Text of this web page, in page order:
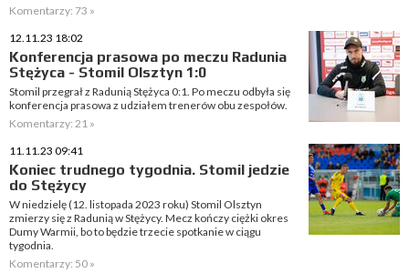
Komentarzy: 73 »
12.11.23 18:02
Konferencja prasowa po meczu Radunia
Stężyca - Stomil Olsztyn 1:0
Stomil przegrał z Radunią Stężyca 0:1. Po meczu odbyła się
konferencja prasowa z udziałem trenerów obu zespołów.
Komentarzy: 21 »
11.11.23 09:41
Koniec trudnego tygodnia. Stomil jedzie
do Stężycy
W niedzielę (12. listopada 2023 roku) Stomil Olsztyn
zmierzy się z Radunią w Stężycy. Mecz kończy ciężki okres
Dumy Warmii, bo to będzie trzecie spotkanie w ciągu
tygodnia.
Komentarzy: 50 »